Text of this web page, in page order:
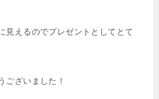
見えるのでプレゼントとしてとて
ございました！